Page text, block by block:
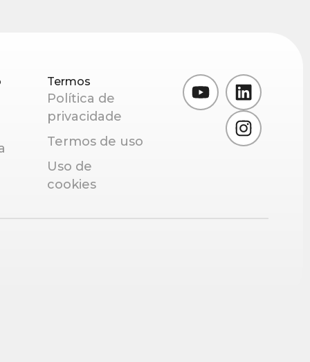
Termos
Política de
privacidade
Termos de uso
Uso de
cookies